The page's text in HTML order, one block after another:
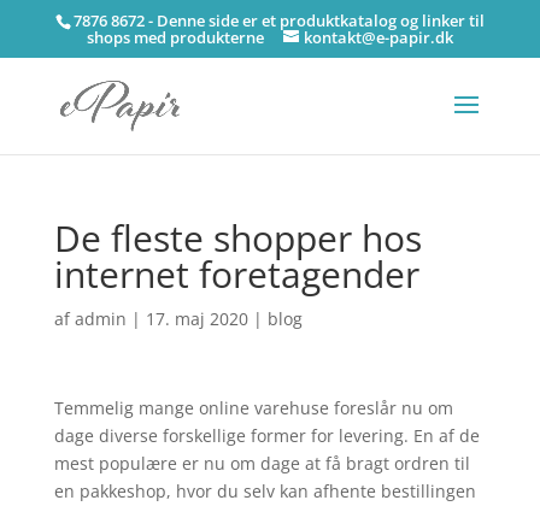
7876 8672 - Denne side er et produktkatalog og linker til
shops med produkterne kontakt@e-papir.dk
De fleste shopper hos
internet foretagender
afadmin | 17. maj 2020| blog
Temmelig mange online varehuse foreslår nu om
dage diverse forskellige former for levering. En af de
mest populære er nu om dage at få bragt ordren til
en pakkeshop, hvor du selv kan afhente bestillingen